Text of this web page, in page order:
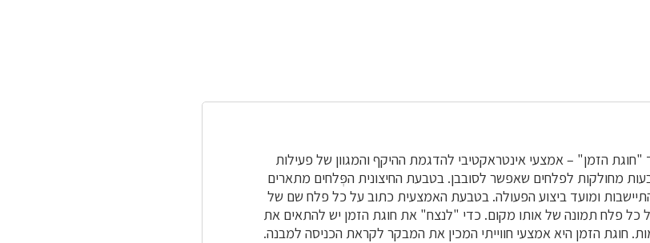
הזמן" – אמצעי אינטראקטיבי להדגמת ההיקף והמגוון של פעילות
מחולקות לפלחים שאפשר לסובבן. בטבעת החיצונית הפְּלחים מתארים
ומועד ביצוע הפעולה. בטבעת האמצעית כתוב על כל פלח שם של
כל פלח תמונה של אותו מקום. כדי "לנצח" את חוגת הזמן יש להתאים את
חוגת הזמן היא אמצעי חווייתי המכין את המבקר לקראת הכניסה למבנה.